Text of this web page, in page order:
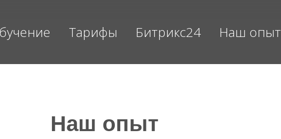
Тарифы Битрикс24 Наш опыт
Наш опыт